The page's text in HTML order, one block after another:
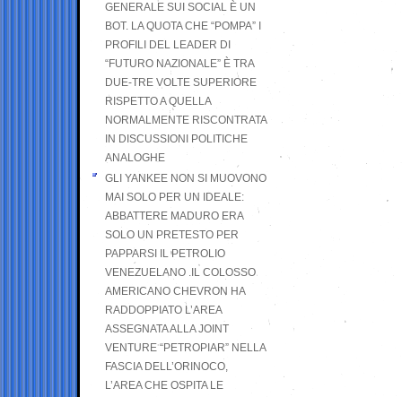
GENERALE SUI SOCIAL È UN
BOT. LA QUOTA CHE “POMPA” I
PROFILI DEL LEADER DI
“FUTURO NAZIONALE” È TRA
DUE-TRE VOLTE SUPERIORE
RISPETTO A QUELLA
NORMALMENTE RISCONTRATA
IN DISCUSSIONI POLITICHE
ANALOGHE
GLI YANKEE NON SI MUOVONO
MAI SOLO PER UN IDEALE:
ABBATTERE MADURO ERA
SOLO UN PRETESTO PER
PAPPARSI IL PETROLIO
VENEZUELANO .IL COLOSSO
AMERICANO CHEVRON HA
RADDOPPIATO L’AREA
ASSEGNATA ALLA JOINT
VENTURE “PETROPIAR” NELLA
FASCIA DELL’ORINOCO,
L’AREA CHE OSPITA LE